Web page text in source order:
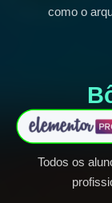
como o
Todos os